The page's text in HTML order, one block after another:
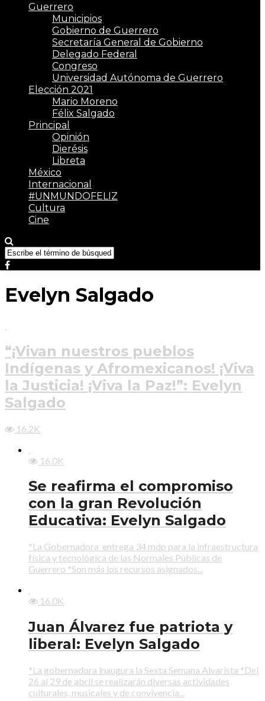
Guerrero
Municipios
Gobierno de Guerrero
Secretaría General de Gobierno
Delegado Federal
Congreso
Universidad Autónoma de Guerrero
Elección 2021
Mario Moreno
Félix Salgado
Principal
Opinión
Dierésis
Libreta
México
Internacional
#UNMUNDOFELIZ
Cultura
Cine
Evelyn Salgado
“¡Vivan nuestros pueblos
Indígenas y Afromexicanos! ¡Viva
la Justicia! ¡Viva la Paz!”: Evelyn
Salgado
16.2K
16.0K
Se reafirma el compromiso
con la gran Revolución
Educativa: Evelyn Salgado
*La Gobernadora entrega 34 mdp para la infraestructura
física y tecnológica de las Normales Públicas de
Guerrero *Son más los recursos asignados...
16.0K
Juan Álvarez fue patriota y
liberal: Evelyn Salgado
*La gobernadora inaugura la Sexta Semana Alvarista *Del
26 al 29 de abril se realizarán diversas actividades
culturales, musicales y de convivencia...